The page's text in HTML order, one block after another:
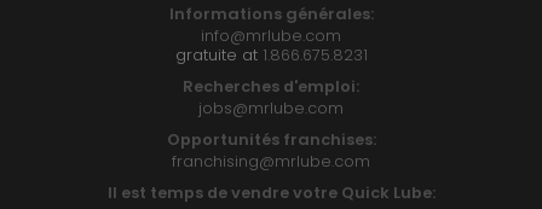
Informations générales:
info@mrlube.com
gratuite at 1.866.675.8231
Recherches d'emploi:
jobs@mrlube.com
Opportunités franchises:
franchising@mrlube.com
Il est temps de vendre votre Quick Lube: